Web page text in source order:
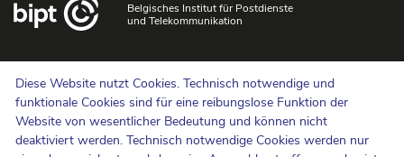
Diese Website nutzt Cookies. Technisch notwendige und
funktionale Cookies sind für eine reibungslose Funktion der
Website von wesentlicher Bedeutung und können nicht
deaktiviert werden. Technisch notwendige Cookies werden nur
Belgisches Institut für Postdienste
und Telekommunikation
Uns kontaktieren
Hinweisgebermeldungen
Newsletter
Barrierefreiheit